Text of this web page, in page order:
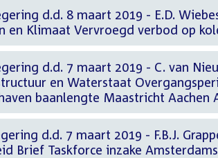
d.d. 8 maart 2019 - E.D.
en Klimaat Vervroegd verbod op
d.d. 7 maart 2019 - C. van
en Waterstaat
baanlengte Maastricht Aachen
d.d. 7 maart 2019 - F.B.J.
Brief Taskforce inzake